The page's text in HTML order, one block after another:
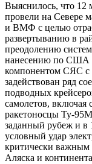
Выяснилось, что 12
провели на Севере
и ВМФ с целью
развертыванию в
преодолению
нанесению по США
компонентом СЯС с
задействован ряд
подводных
самолетов, включая
ракетоносцы Ту-
заданный рубеж и в
условный удар
критически важным
Аляска и